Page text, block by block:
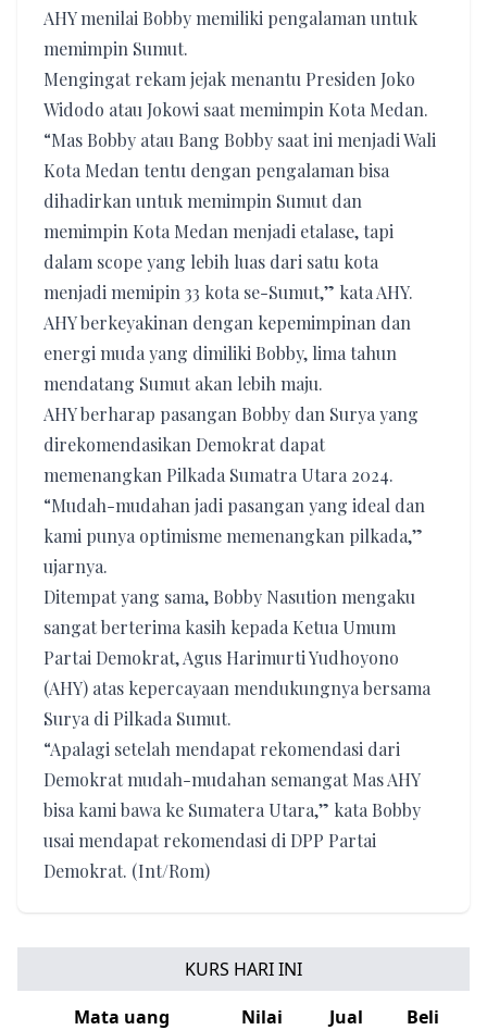
AHY menilai Bobby memiliki pengalaman untuk
memimpin Sumut.
Mengingat rekam jejak menantu Presiden Joko
Widodo atau Jokowi saat memimpin Kota Medan.
“Mas Bobby atau Bang Bobby saat ini menjadi Wali
Kota Medan tentu dengan pengalaman bisa
dihadirkan untuk memimpin Sumut dan
memimpin Kota Medan menjadi etalase, tapi
dalam scope yang lebih luas dari satu kota
menjadi memipin 33 kota se-Sumut,” kata AHY.
AHY berkeyakinan dengan kepemimpinan dan
energi muda yang dimiliki Bobby, lima tahun
mendatang Sumut akan lebih maju.
AHY berharap pasangan Bobby dan Surya yang
direkomendasikan Demokrat dapat
memenangkan Pilkada Sumatra Utara 2024.
“Mudah-mudahan jadi pasangan yang ideal dan
kami punya optimisme memenangkan pilkada,”
ujarnya.
Ditempat yang sama, Bobby Nasution mengaku
sangat berterima kasih kepada Ketua Umum
Partai Demokrat, Agus Harimurti Yudhoyono
(AHY) atas kepercayaan mendukungnya bersama
Surya di Pilkada Sumut.
“Apalagi setelah mendapat rekomendasi dari
Demokrat mudah-mudahan semangat Mas AHY
bisa kami bawa ke Sumatera Utara,” kata Bobby
usai mendapat rekomendasi di DPP Partai
Demokrat. (Int/Rom)
KURS HARI INI
Mata uang
Nilai Jual Beli